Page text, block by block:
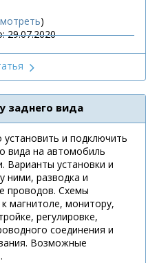
)
29.07.2020
заднего вида
установить и подключить
вида на автомобиль
Варианты установки и
ними, разводка и
проводов. Схемы
магнитоле, монитору,
регулировке,
соединения и
Возможные